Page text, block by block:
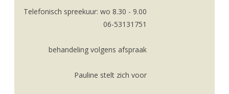
Telefonisch spreekuur: wo 8.30 - 9.00
06-53131751
behandeling volgens afspraak
Pauline stelt zich voor